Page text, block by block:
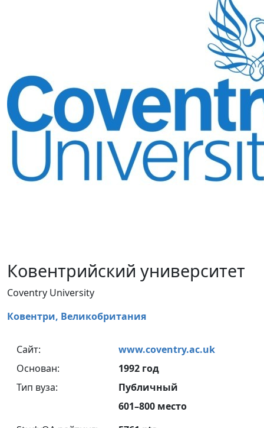
Ковентрийский университет
Coventry University
Ковентри, Великобритания
Сайт:
www.coventry.ac.uk
Основан:
1992 год
Тип вуза:
Публичный
601–800 место